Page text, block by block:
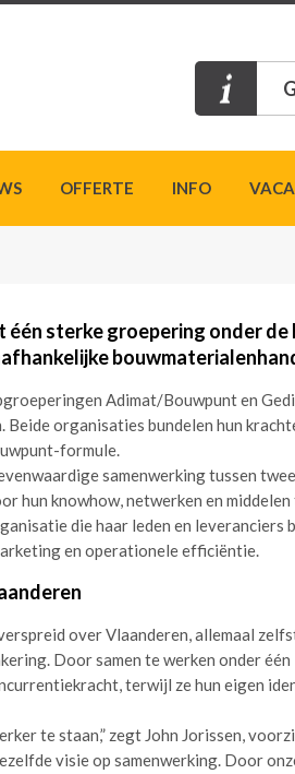
OFFERTE INFO
sterke groepering onder
Adimat/Bouwpunt en
Beide organisaties bundelen hun
formule.
samenwerking tussen twee
hun knowhow, netwerken en middelen
die haar leden en leveranciers
en operationele efficiëntie.
over Vlaanderen, allemaal
Door samen te werken onder één
terwijl ze hun eigen
te staan,” zegt John Jorissen,
visie op samenwerking. Door